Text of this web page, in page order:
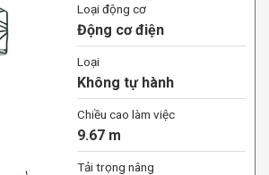
Loại động cơ
Động cơ điện
Loại
Không tự hành
Chiều cao làm việc
9.67 m
Tải trọng nâng